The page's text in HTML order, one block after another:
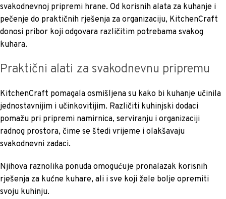
svakodnevnoj pripremi hrane. Od korisnih alata za kuhanje i
pečenje do praktičnih rješenja za organizaciju, KitchenCraft
donosi pribor koji odgovara različitim potrebama svakog
kuhara.
Praktični alati za svakodnevnu pripremu
KitchenCraft pomagala osmišljena su kako bi kuhanje učinila
jednostavnijim i učinkovitijim. Različiti kuhinjski dodaci
pomažu pri pripremi namirnica, serviranju i organizaciji
radnog prostora, čime se štedi vrijeme i olakšavaju
svakodnevni zadaci.
Njihova raznolika ponuda omogućuje pronalazak korisnih
rješenja za kućne kuhare, ali i sve koji žele bolje opremiti
svoju kuhinju.